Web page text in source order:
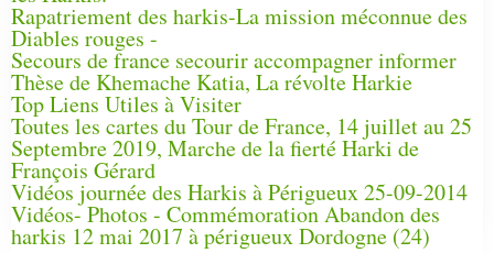
Rapatriement des harkis-La mission méconnue des
Diables rouges -
Secours de france secourir accompagner informer
Thèse de Khemache Katia, La révolte Harkie
Top Liens Utiles à Visiter
Toutes les cartes du Tour de France, 14 juillet au 25
Septembre 2019, Marche de la fierté Harki de
François Gérard
Vidéos journée des Harkis à Périgueux 25-09-2014
Vidéos- Photos - Commémoration Abandon des
harkis 12 mai 2017 à périgueux Dordogne (24)